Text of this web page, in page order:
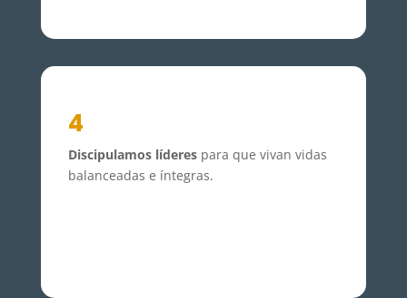
4
Discipulamos líderespara que vivan vidas
balanceadas e íntegras.